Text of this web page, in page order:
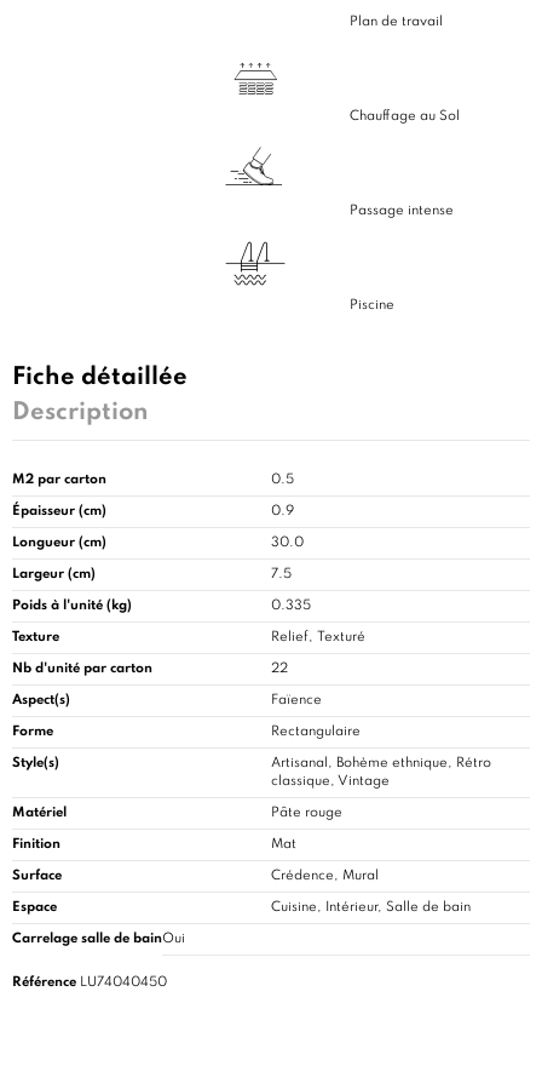
Plan de travail
Chauffage au Sol
Passage intense
Piscine
Fiche détaillée
Description
M2 par carton 0.5
Épaisseur (cm) 0.9
Longueur (cm) 30.0
Largeur (cm) 7.5
Poids à l'unité (kg) 0.335
Texture Relief, Texturé
Nb d'unité par carton 22
Aspect(s) Faïence
Forme Rectangulaire
Style(s)
Artisanal, Bohème ethnique, Rétro
classique, Vintage
Matériel Pâte rouge
Finition Mat
Surface Crédence, Mural
Espace Cuisine, Intérieur, Salle de bain
Carrelage salle de bainOui
Référence LU74040450